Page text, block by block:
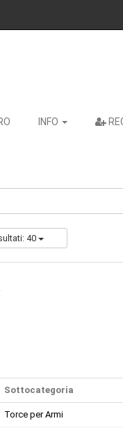
INFO
40
Sottocategoria
Torce per Armi